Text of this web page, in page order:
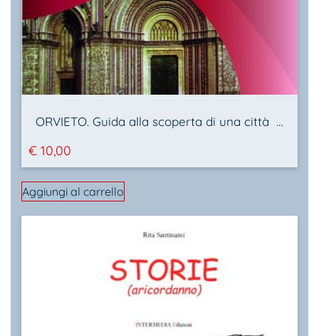
ORVIETO. Guida alla scoperta di una città unica
€ 10,00
Aggiungi al carrello